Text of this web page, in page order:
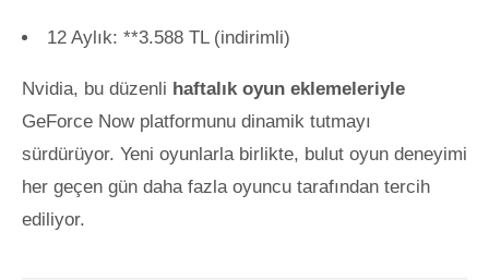
12 Aylık: **3.588 TL (indirimli)
Nvidia, bu düzenli haftalık oyun eklemeleriyle
GeForce Now platformunu dinamik tutmayı
sürdürüyor. Yeni oyunlarla birlikte, bulut oyun deneyimi
her geçen gün daha fazla oyuncu tarafından tercih
ediliyor.